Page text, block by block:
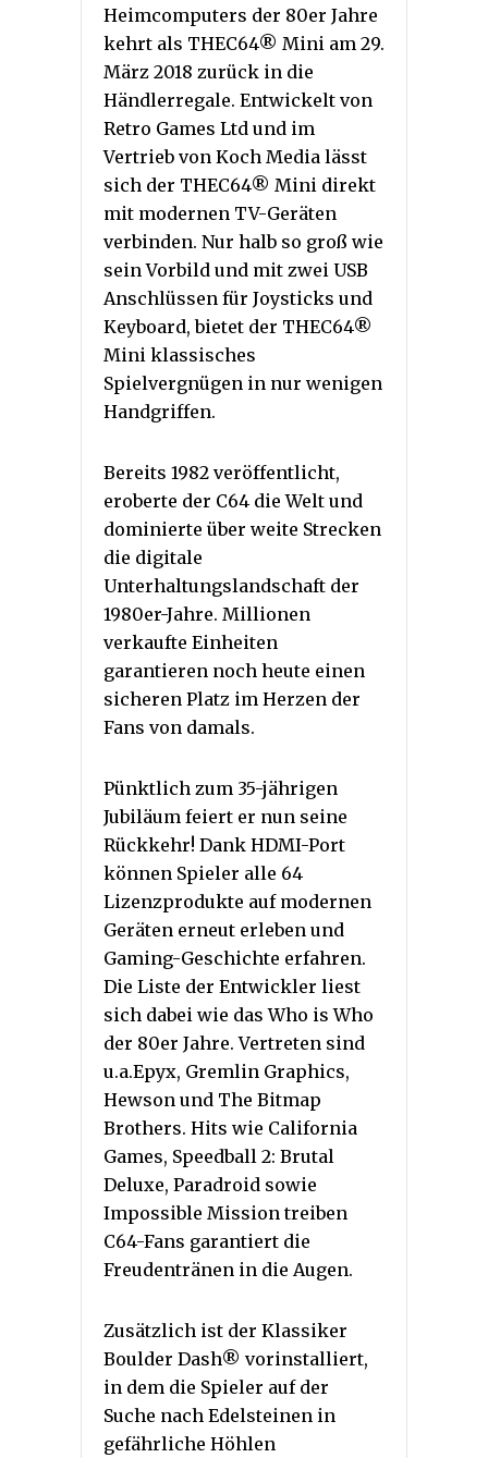
Heimcomputers der 80er Jahre
kehrt als THEC64® Mini am 29.
März 2018 zurück in die
Händlerregale. Entwickelt von
Retro Games Ltd und im
Vertrieb von Koch Media lässt
sich der THEC64® Mini direkt
mit modernen TV-Geräten
verbinden. Nur halb so groß wie
sein Vorbild und mit zwei USB
Anschlüssen für Joysticks und
Keyboard, bietet der THEC64®
Mini klassisches
Spielvergnügen in nur wenigen
Handgriffen.
Bereits 1982 veröffentlicht,
eroberte der C64 die Welt und
dominierte über weite Strecken
die digitale
Unterhaltungslandschaft der
1980er-Jahre. Millionen
verkaufte Einheiten
garantieren noch heute einen
sicheren Platz im Herzen der
Fans von damals.
Pünktlich zum 35-jährigen
Jubiläum feiert er nun seine
Rückkehr! Dank HDMI-Port
können Spieler alle 64
Lizenzprodukte auf modernen
Geräten erneut erleben und
Gaming-Geschichte erfahren.
Die Liste der Entwickler liest
sich dabei wie das Who is Who
der 80er Jahre. Vertreten sind
u.a.Epyx, Gremlin Graphics,
Hewson und The Bitmap
Brothers. Hits wie California
Games, Speedball 2: Brutal
Deluxe, Paradroid sowie
Impossible Mission treiben
C64-Fans garantiert die
Freudentränen in die Augen.
Zusätzlich ist der Klassiker
Boulder Dash® vorinstalliert,
in dem die Spieler auf der
Suche nach Edelsteinen in
gefährliche Höhlen